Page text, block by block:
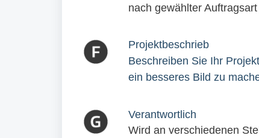
nach gewählter
Projektbeschrieb
Beschreiben Sie Ihr
ein besseres Bild zu
Verantwortlich
Wird an verschiedenen